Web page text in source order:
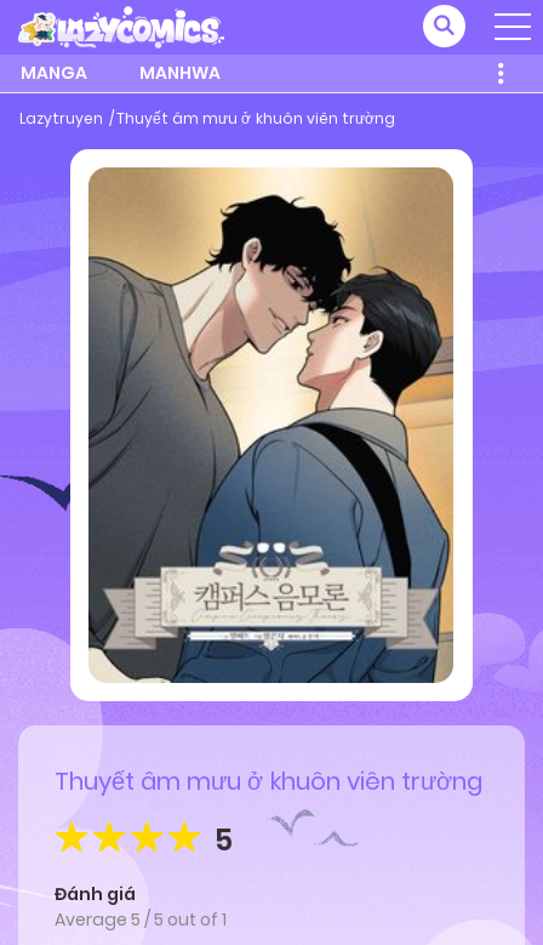
MANGA MANHWA
Lazytruyen Thuyết âm mưu ở khuôn viên trường
Thuyết âm mưu ở khuôn viên trường
5
Đánh giá
Average 5 /5 out of 1